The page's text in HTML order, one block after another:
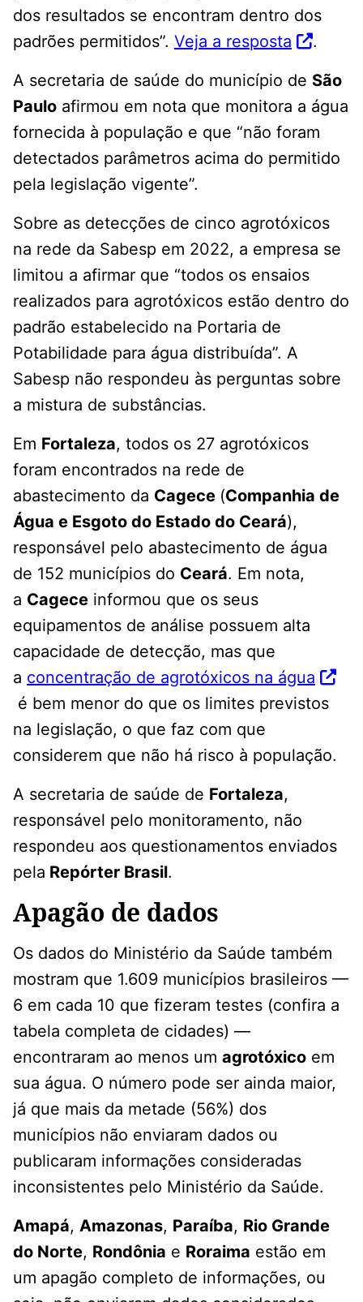
dos resultados se encontram dentro dos
padrões permitidos”. Veja a resposta
.
A secretaria de saúde do município de São
Paulo afirmou em nota que monitora a água
fornecida à população e que “não foram
detectados parâmetros acima do permitido
pela legislação vigente”.
Sobre as detecções de cinco agrotóxicos
na rede da Sabesp em 2022, a empresa se
limitou a afirmar que “todos os ensaios
realizados para agrotóxicos estão dentro do
padrão estabelecido na Portaria de
Potabilidade para água distribuída”. A
Sabesp não respondeu às perguntas sobre
a mistura de substâncias.
Em Fortaleza, todos os 27 agrotóxicos
foram encontrados na rede de
abastecimento da Cagece (Companhia de
Água e Esgoto do Estado do Ceará),
responsável pelo abastecimento de água
de 152 municípios do Ceará. Em nota,
a Cagece informou que os seus
equipamentos de análise possuem alta
capacidade de detecção, mas que
a concentração de agrotóxicos na água
é bem menor do que os limites previstos
na legislação, o que faz com que
considerem que não há risco à população.
A secretaria de saúde de Fortaleza,
responsável pelo monitoramento, não
respondeu aos questionamentos enviados
pela Repórter Brasil.
Apagão de dados
Os dados do Ministério da Saúde também
mostram que 1.609 municípios brasileiros —
6 em cada 10 que fizeram testes (confira a
tabela completa de cidades) —
encontraram ao menos um agrotóxico em
sua água. O número pode ser ainda maior,
já que mais da metade (56%) dos
municípios não enviaram dados ou
publicaram informações consideradas
inconsistentes pelo Ministério da Saúde.
Amapá, Amazonas, Paraíba, Rio Grande
do Norte, Rondônia e Roraima estão em
um apagão completo de informações, ou